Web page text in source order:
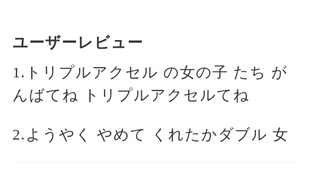
ユーザーレビュー
1.トリプルアクセル の女の子 たち が
んばてね トリプルアクセルてね
2.ようやく やめて くれたかダブル 女